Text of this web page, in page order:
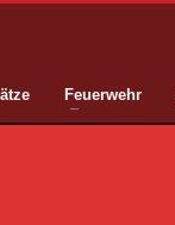
Feuerwehr